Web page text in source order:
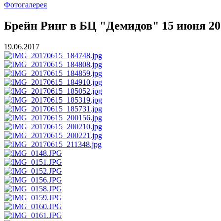
Фотогалерея
Брейн Ринг в БЦ "Демидов" 15 июня
19.06.2017